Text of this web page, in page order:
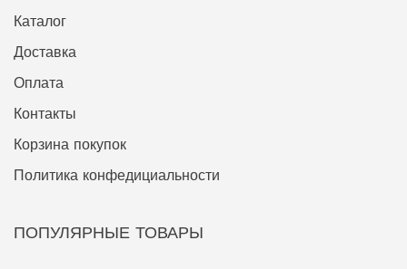
Каталог
Доставка
Оплата
Контакты
Корзина покупок
Политика конфедициальности
ПОПУЛЯРНЫЕ ТОВАРЫ